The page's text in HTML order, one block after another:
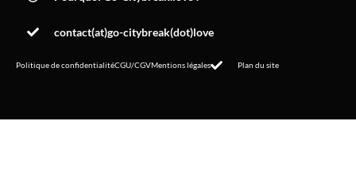
contact(at)go-citybreak(dot)love
Politique de confidentialitéCGU/CGVMentions légales Plan du site